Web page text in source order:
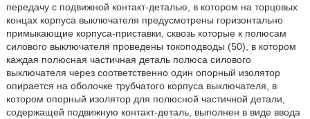
передачу с подвижной контакт-деталью, в котором на торцовых
концах корпуса выключателя предусмотрены горизонтально
примыкающие корпуса-приставки, сквозь которые к полюсам
силового выключателя проведены токоподводы (50), в котором
каждая полюсная частичная деталь полюса силового
выключателя через соответственно один опорный изолятор
опирается на оболочке трубчатого корпуса выключателя, в
котором опорный изолятор для полюсной частичной детали,
содержащей подвижную контакт-деталь, выполнен в виде ввода